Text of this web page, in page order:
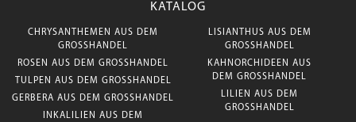
KATALOG
CHRYSANTHEMEN AUS DEM
GROSSHANDEL
ROSEN AUS DEM GROSSHANDEL
TULPEN AUS DEM GROSSHANDEL
GERBERA AUS DEM GROSSHANDEL
INKALILIEN AUS DEM
LISIANTHUS AUS DEM
GROSSHANDEL
KAHNORCHIDEEN AUS
DEM GROSSHANDEL
LILIEN AUS DEM
GROSSHANDEL